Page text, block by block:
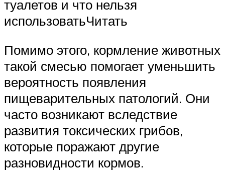
туалетов и что нельзя
использоватьЧитать
Помимо этого, кормление животных
такой смесью помогает уменьшить
вероятность появления
пищеварительных патологий. Они
часто возникают вследствие
развития токсических грибов,
которые поражают другие
разновидности кормов.